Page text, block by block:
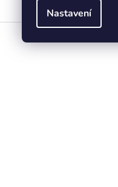
Nastavení